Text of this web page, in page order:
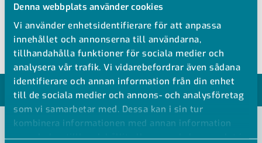
Denna webbplats använder cookies
Vi använder enhetsidentifierare för att anpassa
innehållet och annonserna till användarna,
tillhandahålla funktioner för sociala medier och
analysera vår trafik. Vi vidarebefordrar även sådana
identifierare och annan information från din enhet
till de sociala medier och annons- och analysföretag
som vi samarbetar med. Dessa kan i sin tur
kombinera informationen med annan information
som du har tillhandahållit eller som de har samlat in
GAP blindfläns
Max temp: 82°C (VE), 115°C (VEN)
MODELLER